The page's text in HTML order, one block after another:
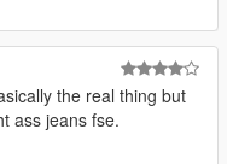
the real thing but
ass jeans fse.